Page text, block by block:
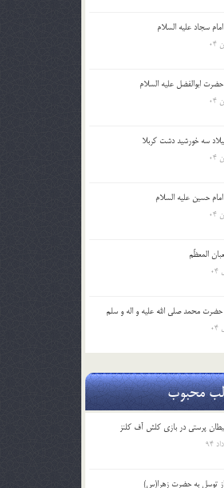
سجاد علیه السلام
حضرت ابوالفضل علیه السلام
سه خورشید دشت کربلا
حسین علیه السلام
المعظّم
محمد صلی الله علیه و اله و سلم
محبوب
پرستی در بازی کلش آف کلنز
توسل به حضرت زهرا(س)